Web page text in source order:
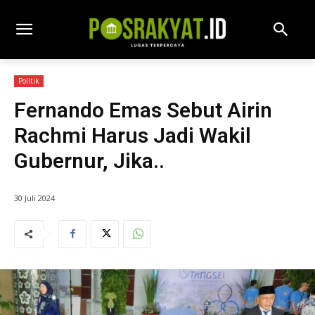
Politik
Fernando Emas Sebut Airin
Rachmi Harus Jadi Wakil
Gubernur, Jika..
30 Juli 2024